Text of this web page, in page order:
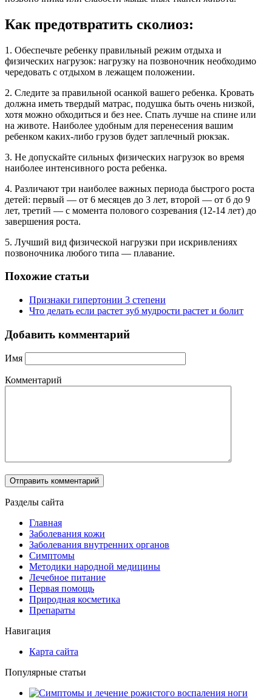
Как предотвратить сколиоз:
1. Обеспечьте ребенку правильный режим отдыха и
физических нагрузок: нагрузку на позвоночник необходимо
чередовать с отдыхом в лежащем положении.
2. Следите за правильной осанкой вашего ребенка. Кровать
должна иметь твердый матрас, подушка быть очень низкой,
хотя можно обходиться и без нее. Спать лучше на спине или
на животе. Наиболее удобным для перенесения вашим
ребенком каких-либо грузов будет заплечный рюкзак.
3. Не допускайте сильных физических нагрузок во время
наиболее интенсивного роста ребенка.
4. Различают три наиболее важных периода быстрого роста
детей: первый — от 6 месяцев до 3 лет, второй — от б до 9
лет, третий — с момента полового созревания (12-14 лет) до
завершения роста.
5. Лучший вид физической нагрузки при искривлениях
позвоночника любого типа — плавание.
Похожие статьи
Признаки гипертонии 3 степени
Что делать если растет зуб мудрости растет и болит
Добавить комментарий
Имя
Комментарий
Разделы сайта
Главная
Заболевания кожи
Заболевания внутренних органов
Симптомы
Методики народной медицины
Лечебное питание
Первая помощь
Природная косметика
Препараты
Навигация
Карта сайта
Популярные статьи